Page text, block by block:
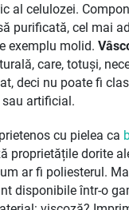
al celulozei.
purificată, cel mai
exemplu molid.
care, totuși,
deci nu poate fi
artificial.
cu pielea ca
proprietățile dorite
ar fi poliesterul.
disponibile într-o